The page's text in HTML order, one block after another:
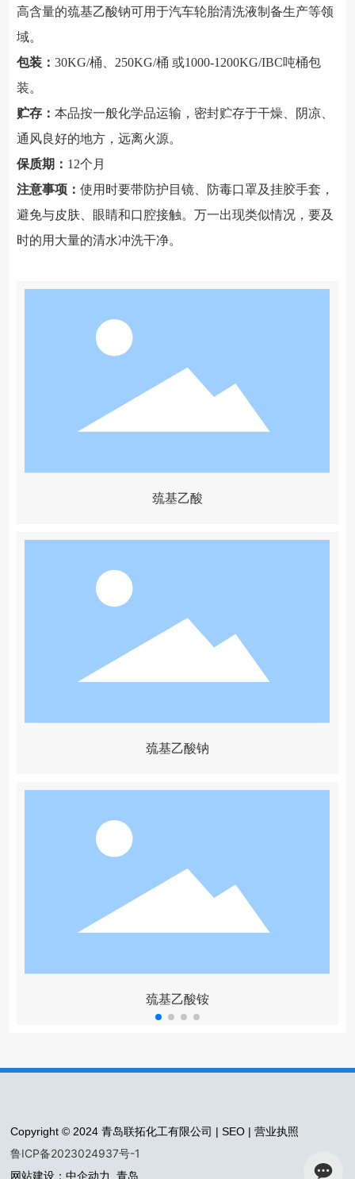
高含量的巯基乙酸钠可用于汽车轮胎清洗液制备生产等领
域。
包装：30KG/桶、250KG/桶 或1000-1200KG/IBC吨桶包
装。
贮存：本品按一般化学品运输，密封贮存于干燥、阴凉、
通风良好的地方，远离火源。
保质期： 12个月
注意事项：使用时要带防护目镜、防毒口罩及挂胶手套，
避免与皮肤、眼睛和口腔接触。万一出现类似情况，要及
时的用大量的清水冲洗干净。
巯基乙酸
巯基乙酸钠
巯基乙酸铵
Copyright © 2024 青岛联拓化工有限公司 | SEO |营业执照
鲁ICP备2023024937号-1
网站建设：中企动力 青岛